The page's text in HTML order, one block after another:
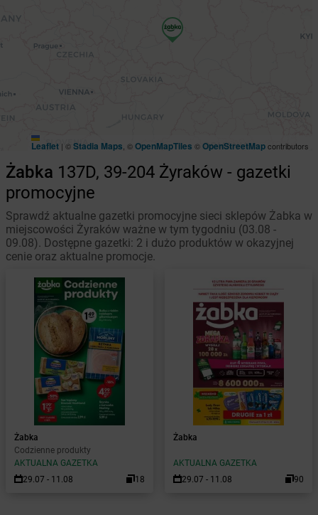
Leaflet | ©Stadia Maps , ©OpenMapTiles ©OpenStreetMapcontributors
Żabka 137D, 39-204 Żyraków - gazetki
promocyjne
Sprawdź aktualne gazetki promocyjne sieci sklepów Żabka w
miejscowości Żyraków ważne w tym tygodniu (03.08 -
09.08). Dostępne gazetki: 2 i dużo produktów w okazyjnej
cenie oraz aktualne promocje.
Żabka
Codzienne produkty
AKTUALNA GAZETKA
29.07 - 11.08
18
Żabka
AKTUALNA GAZETKA
29.07 - 11.08
90